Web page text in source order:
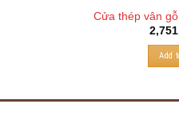
Cửa thép vân
Add